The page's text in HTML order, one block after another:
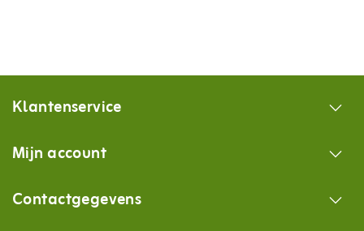
Klantenservice
Mijn account
Contactgegevens